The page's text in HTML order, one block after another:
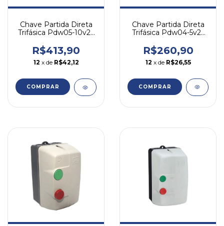
Chave Partida Direta
Trifásica Pdw05-10v25
R$413,90
12 x de R$42,12
COMPRAR
Chave Partida Direta
Trifásica Pdw04-5v25
R$260,90
12 x de R$26,55
COMPRAR